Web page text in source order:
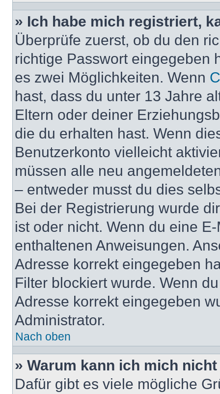
» Ich habe mich registriert,
Überprüfe zuerst, ob du den
richtige Passwort eingegeben
es zwei Möglichkeiten. Wenn
hast, dass du unter 13 Jahre
Eltern oder deiner
die du erhalten hast. Wenn
Benutzerkonto vielleicht
müssen alle neu
– entweder musst du dies
Bei der Registrierung wurde
ist oder nicht. Wenn du eine
enthaltenen Anweisungen.
Adresse korrekt eingegeben
Filter blockiert wurde. Wenn
Adresse korrekt eingegeben
Administrator.
Nach oben
» Warum kann ich mich
Dafür gibt es viele mögliche